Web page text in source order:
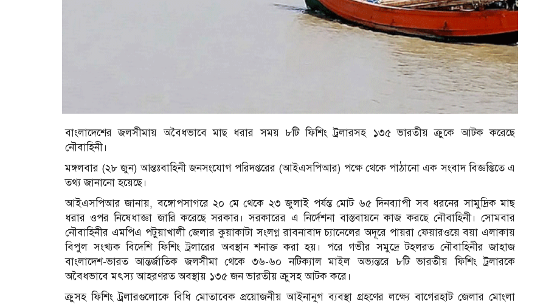
বাংলাদেশের জলসীমায় অবৈধভাবে মাছ ধরার সময় ৮টি ফিশিং ট্রলারসহ ১৩৫ ভারতীয় ক্রুকে আটক করেছে
নৌবাহিনী।
মঙ্গলবার (২৮ জুন) আন্তঃবাহিনী জনসংযোগ পরিদপ্তরের (আইএসপিআর) পক্ষে থেকে পাঠানো এক সংবাদ বিজ্ঞপ্তিতে এ
তথ্য জানানো হয়েছে।
আইএসপিআর জানায়, বঙ্গোপসাগরে ২০ মে থেকে ২৩ জুলাই পর্যন্ত মোট ৬৫ দিনব্যাপী সব ধরনের সামুদ্রিক মাছ
ধরার ওপর নিষেধাজ্ঞা জারি করেছে সরকার। সরকারের এ নির্দেশনা বাস্তবায়নে কাজ করছে নৌবাহিনী। সোমবার
নৌবাহিনীর এমপিএ পটুয়াখালী জেলার কুয়াকাটা সংলগ্ন রাবনাবাদ চ্যানেলের অদূরে পায়রা ফেয়ারওয়ে বয়া এলাকায়
বিপুল সংখ্যক বিদেশি ফিশিং ট্রলারের অবস্থান শনাক্ত করা হয়। পরে গভীর সমুদ্রে টহলরত নৌবাহিনীর জাহাজ
বাংলাদেশ-ভারত আন্তর্জাতিক জলসীমা থেকে ৩৬-৬০ নটিক্যাল মাইল অভ্যন্তরে ৮টি ভারতীয় ফিশিং ট্রলারকে
অবৈধভাবে মৎস্য আহরণরত অবস্থায় ১৩৫ জন ভারতীয় ক্রুসহ আটক করে।
ক্রুসহ ফিশিং ট্রলারগুলোকে বিধি মোতাবেক প্রয়োজনীয় আইনানুগ ব্যবস্থা গ্রহণের লক্ষ্যে বাগেরহাট জেলার মোংলা